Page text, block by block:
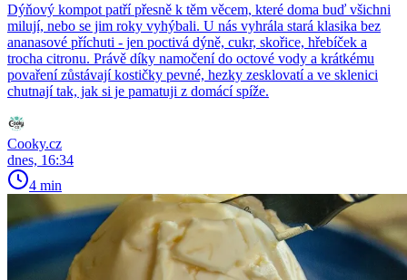
Dýňový kompot patří přesně k těm věcem, které doma buď všichni
milují, nebo se jim roky vyhýbali. U nás vyhrála stará klasika bez
ananasové příchuti - jen poctivá dýně, cukr, skořice, hřebíček a
trocha citronu. Právě díky namočení do octové vody a krátkému
povaření zůstávají kostičky pevné, hezky zesklovatí a ve sklenici
chutnají tak, jak si je pamatuji z domácí spíže.
Cooky.cz
dnes, 16:34
4 min